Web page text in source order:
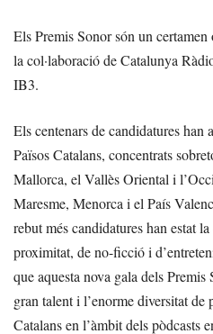
Els Premis Sonor són un
la col·laboració de Catalunya
IB3.
Els centenars de candidatures
Països Catalans, concentrats
Mallorca, el Vallès Oriental i
Maresme, Menorca i el País
rebut més candidatures han estat
proximitat, de no-ficció i
que aquesta nova gala dels
gran talent i l’enorme diversitat de
Catalans en l’àmbit dels pòdcasts